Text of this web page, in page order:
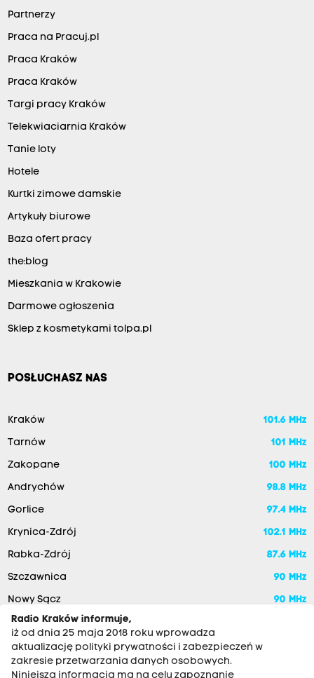
Partnerzy
Praca na Pracuj.pl
Praca Kraków
Praca Kraków
Targi pracy Kraków
Telekwiaciarnia Kraków
Tanie loty
Hotele
Kurtki zimowe damskie
Artykuły biurowe
Baza ofert pracy
the:blog
Mieszkania w Krakowie
Darmowe ogłoszenia
Sklep z kosmetykami tolpa.pl
POSŁUCHASZ NAS
Kraków 101.6 MHz
Tarnów 101 MHz
Zakopane 100 MHz
Andrychów 98.8 MHz
Gorlice 97.4 MHz
Krynica-Zdrój 102.1 MHz
Rabka-Zdrój 87.6 MHz
Szczawnica 90 MHz
Nowy Sącz
90 MHz
Radio Kraków informuje,
iż od dnia 25 maja 2018 roku wprowadza
aktualizację polityki prywatności i zabezpieczeń w
zakresie przetwarzania danych osobowych.
Niniejsza informacja ma na celu zapoznanie